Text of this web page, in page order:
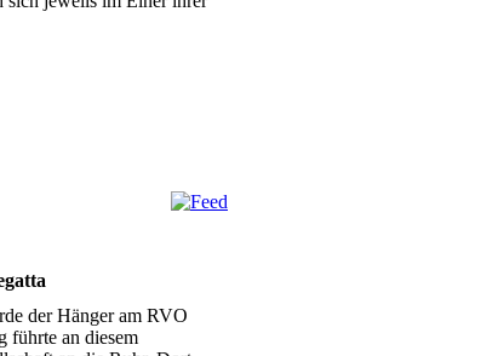
der Hänger am RVO
führte an diesem